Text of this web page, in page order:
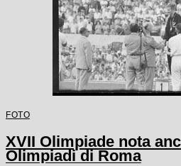
FOTO
XVII Olimpiade nota
Olimpiadi di Roma